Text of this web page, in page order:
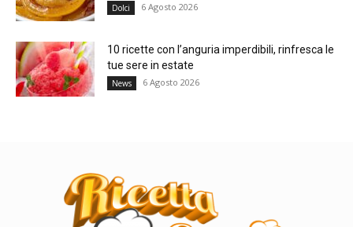
Dolci 6 Agosto 2026
10 ricette con l’anguria imperdibili, rinfresca le
tue sere in estate
News 6 Agosto 2026